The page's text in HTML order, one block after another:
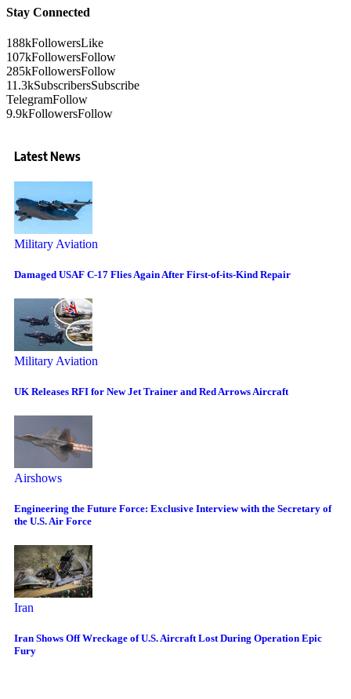
Stay Connected
188kFollowersLike
107kFollowersFollow
285kFollowersFollow
11.3kSubscribersSubscribe
TelegramFollow
9.9kFollowersFollow
Latest News
Military Aviation
Damaged USAF C-17 Flies Again After First-of-its-Kind Repair
Military Aviation
UK Releases RFI for New Jet Trainer and Red Arrows Aircraft
Airshows
Engineering the Future Force: Exclusive Interview with the Secretary of
the U.S. Air Force
Iran
Iran Shows Off Wreckage of U.S. Aircraft Lost During Operation Epic
Fury